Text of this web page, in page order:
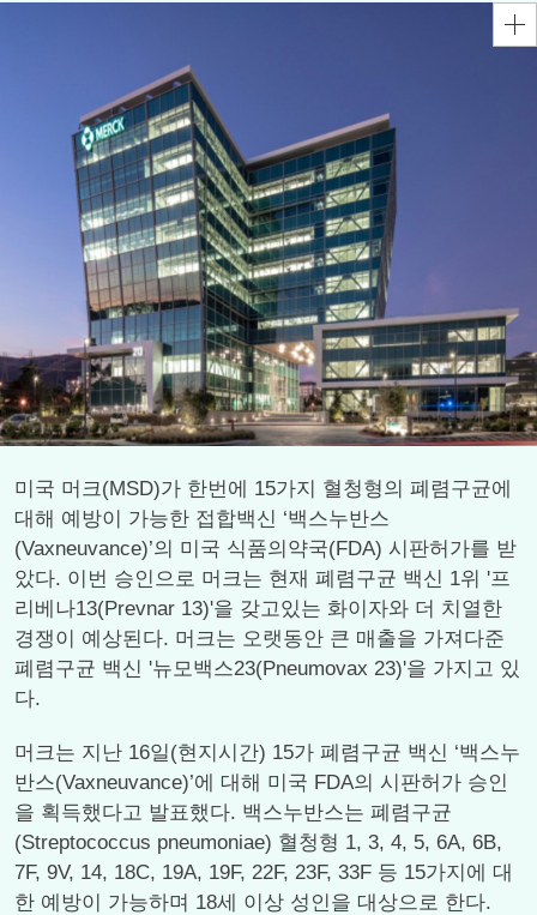
미국 머크(MSD)가 한번에 15가지 혈청형의 폐렴구균에
대해 예방이 가능한 접합백신 ‘백스누반스
(Vaxneuvance)’의 미국 식품의약국(FDA) 시판허가를 받
았다. 이번 승인으로 머크는 현재 폐렴구균 백신 1위 '프
리베나13(Prevnar 13)'을 갖고있는 화이자와 더 치열한
경쟁이 예상된다. 머크는 오랫동안 큰 매출을 가져다준
폐렴구균 백신 '뉴모백스23(Pneumovax 23)'을 가지고 있
다.
머크는 지난 16일(현지시간) 15가 폐렴구균 백신 ‘백스누
반스(Vaxneuvance)’에 대해 미국 FDA의 시판허가 승인
을 획득했다고 발표했다. 백스누반스는 폐렴구균
(Streptococcus pneumoniae) 혈청형 1, 3, 4, 5, 6A, 6B,
7F, 9V, 14, 18C, 19A, 19F, 22F, 23F, 33F 등 15가지에 대
한 예방이 가능하며 18세 이상 성인을 대상으로 한다.